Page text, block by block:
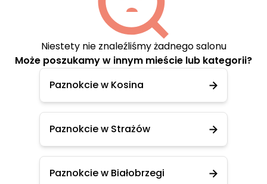
Niestety nie znaleźliśmy żadnego salonu
Może poszukamy w innym mieście lub kategorii?
Paznokcie w Kosina
Paznokcie w Strażów
Paznokcie w Białobrzegi